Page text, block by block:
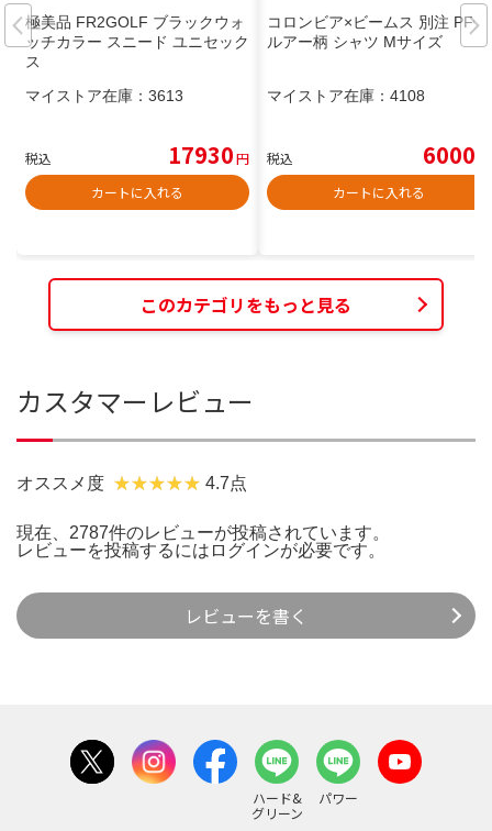
極美品 FR2GOLF ブラックウォ
ッチカラー スニード ユニセック
ス
マイストア在庫： 3613
税込 17930円
カートに入れる
コロンビア×ビームス 別注 PFG
ルアー柄 シャツ Mサイズ
マイストア在庫： 4108
税込 6000
カートに入れる
このカテゴリをもっと見る
カスタマーレビュー
オススメ度 4.7点
現在、2787件のレビューが投稿されています。
レビューを投稿するには ログインが必要です。
レビューを書く
ハード&
グリーン
パワー